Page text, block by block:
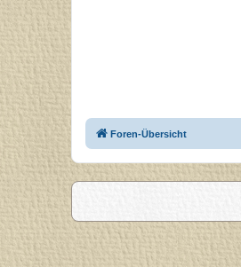
Foren-Übersicht